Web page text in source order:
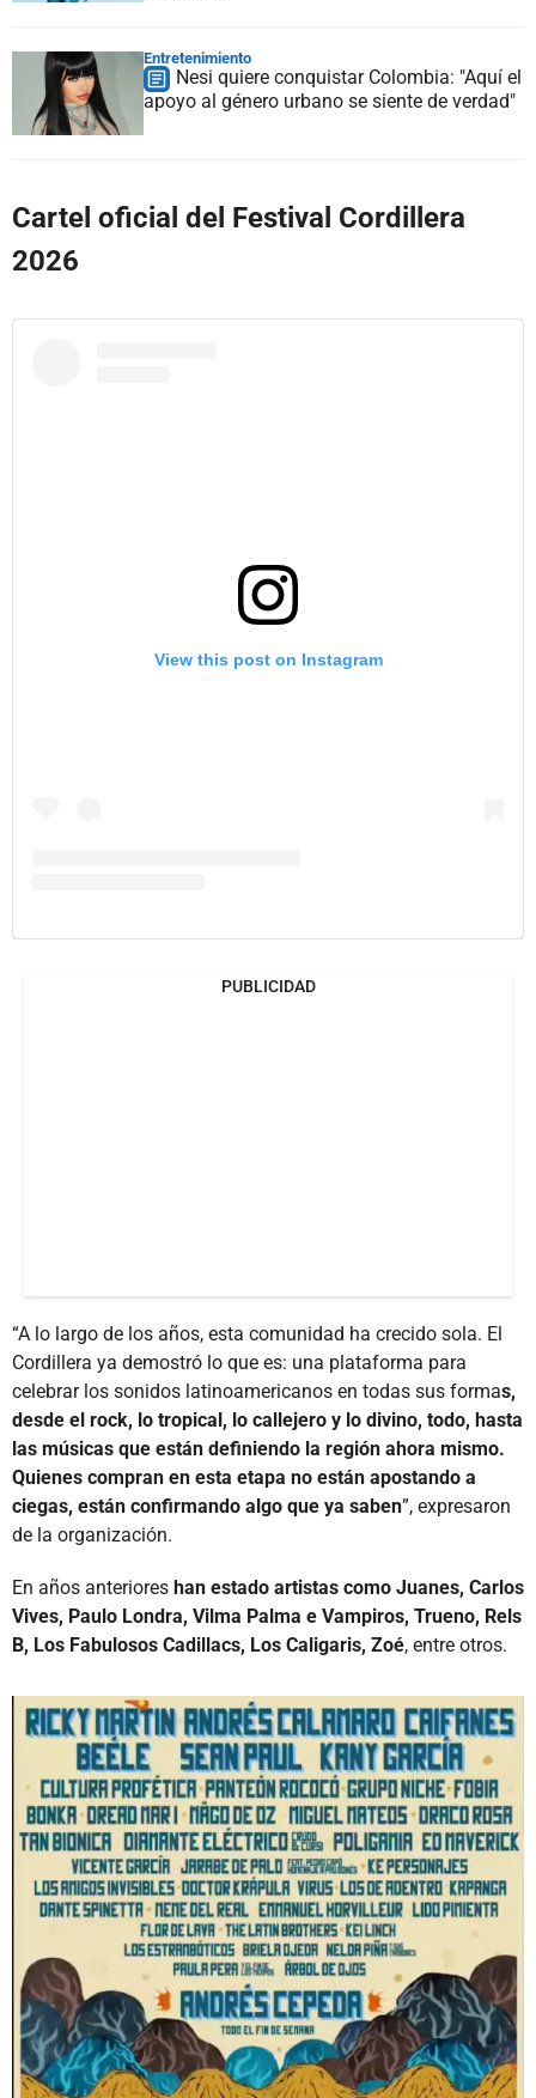
Entretenimiento
Nesi quiere conquistar Colombia: "Aquí el
apoyo al género urbano se siente de verdad"
Cartel oficial del Festival Cordillera
2026
View this post on Instagram
PUBLICIDAD
“A lo largo de los años, esta comunidad ha crecido sola. El
Cordillera ya demostró lo que es: una plataforma para
celebrar los sonidos latinoamericanos en todas sus formas,
desde el rock, lo tropical, lo callejero y lo divino, todo, hasta
las músicas que están definiendo la región ahora mismo.
Quienes compran en esta etapa no están apostando a
ciegas, están confirmando algo que ya saben”, expresaron
de la organización.
En años anteriores han estado artistas como Juanes, Carlos
Vives, Paulo Londra, Vilma Palma e Vampiros, Trueno, Rels
B, Los Fabulosos Cadillacs, Los Caligaris, Zoé, entre otros.